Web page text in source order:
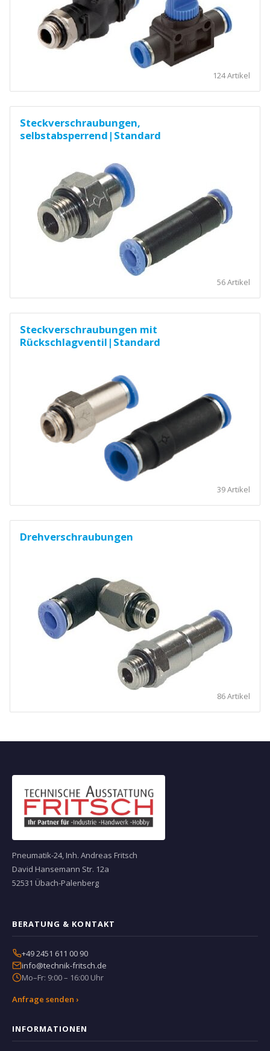
124 Artikel
Steckverschraubungen,
selbstabsperrend|Standard
56 Artikel
Steckverschraubungen mit
Rückschlagventil|Standard
39 Artikel
Drehverschraubungen
86 Artikel
Pneumatik-24, Inh. Andreas Fritsch
David Hansemann Str. 12a
52531 Übach-Palenberg
BERATUNG & KONTAKT
+49 2451 611 00 90
info@technik-fritsch.de
Mo–Fr: 9:00 – 16:00 Uhr
Anfrage senden ›
INFORMATIONEN